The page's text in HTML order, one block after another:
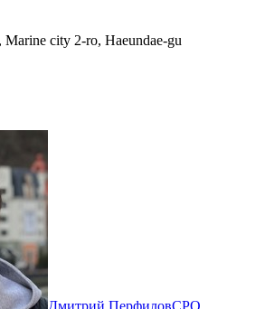
city 2-ro, Haeundae-gu
Дмитрий ПерфиловCPO